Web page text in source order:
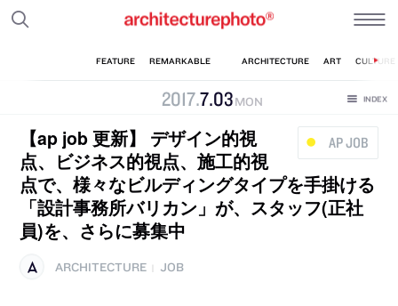
2017.7.03 MON
AP JOB
【ap job 更新】 デザイン的視
点、ビジネス的視点、施工的視
点で、様々なビルディングタイプを手掛ける
「設計事務所バリカン」が、スタッフ(正社
員)を、さらに募集中
ARCHITECTURE JOB